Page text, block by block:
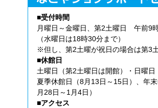
■受付時間
月曜日～金曜日、第2土曜日 午前9
（水曜日は18時30分まで）
※但し、第2土曜が祝日の場合は第3
■休館日
土曜日（第2土曜日は開館）・日曜日
夏季休館日（8月13日～15日）、年
月28日～1月4日）
■アクセス